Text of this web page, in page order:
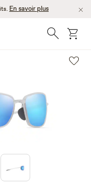
En savoir plus
Recherche